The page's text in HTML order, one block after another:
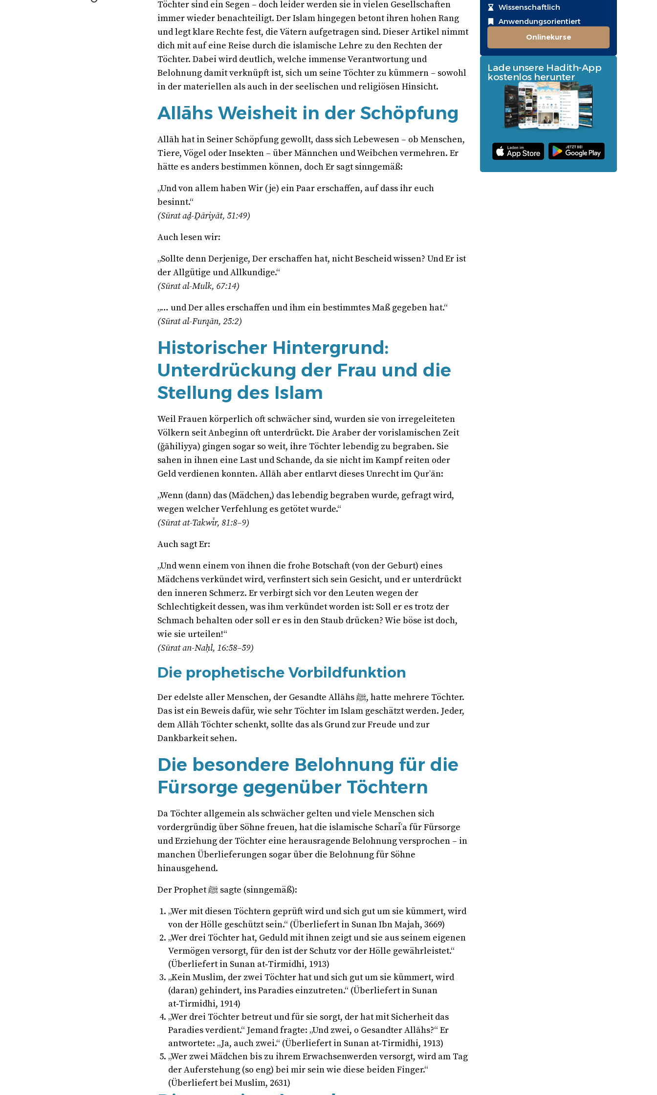
Töchter sind ein Segen – doch leider werden sie in vielen Gesellschaften
immer wieder benachteiligt. Der Islam hingegen betont ihren hohen Rang
und legt klare Rechte fest, die Vätern aufgetragen sind. Dieser Artikel nimmt
dich mit auf eine Reise durch die islamische Lehre zu den Rechten der
Töchter. Dabei wird deutlich, welche immense Verantwortung und
Belohnung damit verknüpft ist, sich um seine Töchter zu kümmern – sowohl
in der materiellen als auch in der seelischen und religiösen Hinsicht.
Allāhs Weisheit in der Schöpfung
Allāh hat in Seiner Schöpfung gewollt, dass sich Lebewesen – ob Menschen,
Tiere, Vögel oder Insekten – über Männchen und Weibchen vermehren. Er
hätte es anders bestimmen können, doch Er sagt sinngemäß:
„Und von allem haben Wir (je) ein Paar erschaffen, auf dass ihr euch
besinnt.“
(Sūrat aḏ-Ḏāriyāt, 51:49)
Auch lesen wir:
„Sollte denn Derjenige, Der erschaffen hat, nicht Bescheid wissen? Und Er ist
der Allgütige und Allkundige.“
(Sūrat al-Mulk, 67:14)
„… und Der alles erschaffen und ihm ein bestimmtes Maß gegeben hat.“
(Sūrat al-Furqān, 25:2)
Historischer Hintergrund:
Unterdrückung der Frau und die
Stellung des Islam
Weil Frauen körperlich oft schwächer sind, wurden sie von irregeleiteten
Völkern seit Anbeginn oft unterdrückt. Die Araber der vorislamischen Zeit
(ǧāhiliyya) gingen sogar so weit, ihre Töchter lebendig zu begraben. Sie
sahen in ihnen eine Last und Schande, da sie nicht im Kampf reiten oder
Geld verdienen konnten. Allāh aber entlarvt dieses Unrecht im Qurʾān:
„Wenn (dann) das (Mädchen,) das lebendig begraben wurde, gefragt wird,
wegen welcher Verfehlung es getötet wurde.“
(Sūrat at-Takwīr, 81:8–9)
Auch sagt Er:
„Und wenn einem von ihnen die frohe Botschaft (von der Geburt) eines
Mädchens verkündet wird, verfinstert sich sein Gesicht, und er unterdrückt
den inneren Schmerz. Er verbirgt sich vor den Leuten wegen der
Schlechtigkeit dessen, was ihm verkündet worden ist: Soll er es trotz der
Schmach behalten oder soll er es in den Staub drücken? Wie böse ist doch,
wie sie urteilen!“
(Sūrat an-Naḥl, 16:58–59)
Die prophetische Vorbildfunktion
Der edelste aller Menschen, der Gesandte Allāhs ﷺ, hatte mehrere Töchter.
Das ist ein Beweis dafür, wie sehr Töchter im Islam geschätzt werden. Jeder,
dem Allāh Töchter schenkt, sollte das als Grund zur Freude und zur
Dankbarkeit sehen.
Die besondere Belohnung für die
Fürsorge gegenüber Töchtern
Da Töchter allgemein als schwächer gelten und viele Menschen sich
vordergründig über Söhne freuen, hat die islamische Scharīʿa für Fürsorge
und Erziehung der Töchter eine herausragende Belohnung versprochen – in
manchen Überlieferungen sogar über die Belohnung für Söhne
hinausgehend.
Der Prophet ﷺ sagte (sinngemäß):
„Wer mit diesen Töchtern geprüft wird und sich gut um sie kümmert, wird
von der Hölle geschützt sein.“ (Überliefert in Sunan Ibn Majah, ‎3669)
„Wer drei Töchter hat, Geduld mit ihnen zeigt und sie aus seinem eigenen
Vermögen versorgt, für den ist der Schutz vor der Hölle gewährleistet.“
(Überliefert in Sunan at‑Tirmidhi, 1913)
„Kein Muslim, der zwei Töchter hat und sich gut um sie kümmert, wird
(daran) gehindert, ins Paradies einzutreten.“ (Überliefert in Sunan
at‑Tirmidhi, 1914)
„Wer drei Töchter betreut und für sie sorgt, der hat mit Sicherheit das
Paradies verdient.“ Jemand fragte: „Und zwei, o Gesandter Allāhs?“ Er
antwortete: „Ja, auch zwei.“ (Überliefert in Sunan at‑Tirmidhi, 1913)
„Wer zwei Mädchen bis zu ihrem Erwachsenwerden versorgt, wird am Tag
der Auferstehung (so eng) bei mir sein wie diese beiden Finger.“
(Überliefert bei Muslim, 2631)
Wissenschaftlich
Anwendungsorientiert
Onlinekurse
Lade unsere Hadith-App
kostenlos herunter